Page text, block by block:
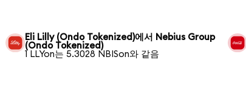
Eli Lilly (Ondo Tokenized)에서 Nebius Group
(Ondo Tokenized)
1 LLYon는 5.3028 NBISon와 같음